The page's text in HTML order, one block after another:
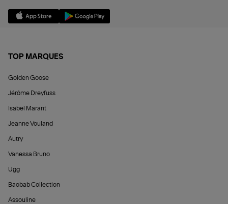
TOP MARQUES
Golden Goose
Jérôme Dreyfuss
Isabel Marant
Jeanne Vouland
Autry
Vanessa Bruno
Ugg
Baobab Collection
Assouline